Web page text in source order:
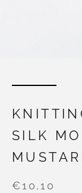
SILK
€10,10